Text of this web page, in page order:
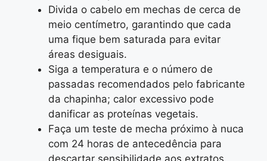
Divida o cabelo em mechas de cerca de
meio centímetro, garantindo que cada
uma fique bem saturada para evitar
áreas desiguais.
Siga a temperatura e o número de
passadas recomendados pelo fabricante
da chapinha; calor excessivo pode
danificar as proteínas vegetais.
Faça um teste de mecha próximo à nuca
com 24 horas de antecedência para